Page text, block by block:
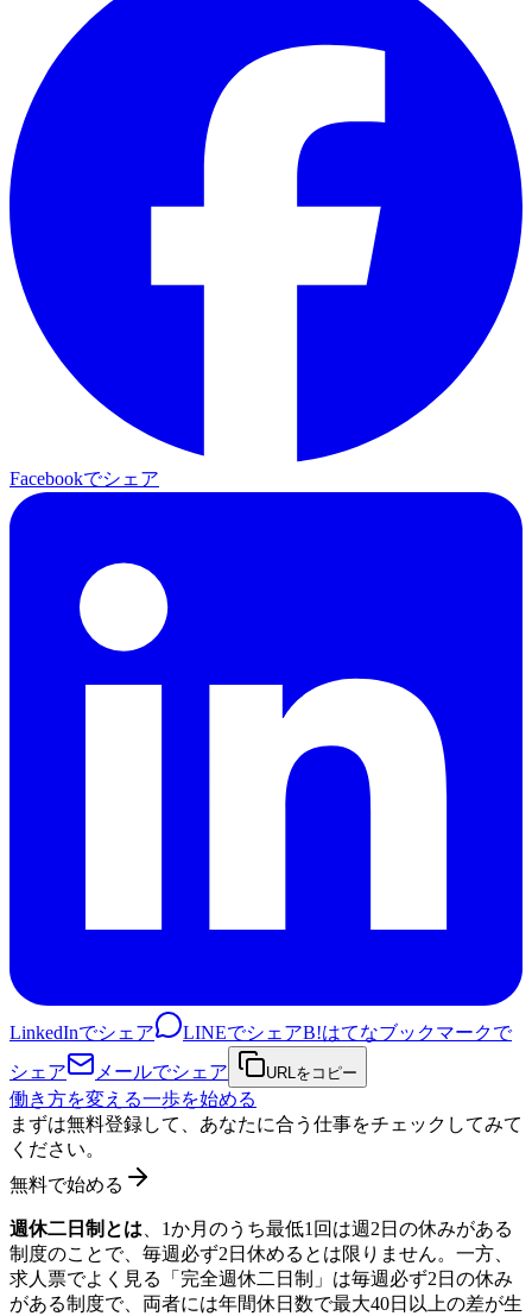
Facebookでシェア
LinkedInでシェア LINEでシェアB!はてなブックマークで
シェア
メールでシェア URLをコピー
働き方を変える一歩を始める
まずは無料登録して、あなたに合う仕事をチェックしてみて
ください。
無料で始める
週休二日制とは 、1か月のうち最低1回は週2日の休みがある
制度のことで、毎週必ず2日休めるとは限りません。一方、
求人票でよく見る「完全週休二日制」は毎週必ず2日の休み
がある制度で、両者には年間休日数で最大40日以上の差が生